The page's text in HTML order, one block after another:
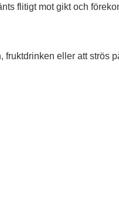
flitigt mot gikt och
eller att strös